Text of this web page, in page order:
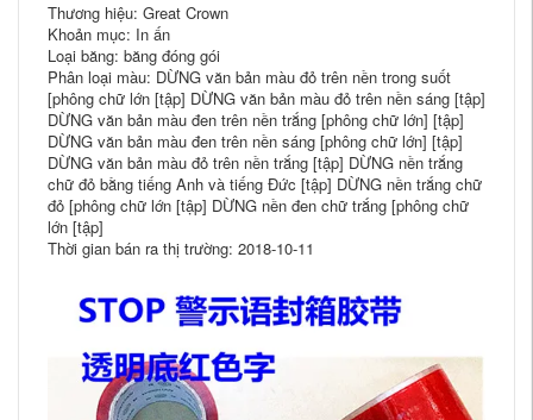
Thương hiệu: Great Crown
Khoản mục: In ấn
Loại băng: băng đóng gói
Phân loại màu: DỪNG văn bản màu đỏ trên nền trong suốt
[phông chữ lớn [tập] DỪNG văn bản màu đỏ trên nền sáng [tập]
DỪNG văn bản màu đen trên nền trắng [phông chữ lớn] [tập]
DỪNG văn bản màu đen trên nền sáng [phông chữ lớn] [tập]
DỪNG văn bản màu đỏ trên nền trắng [tập] DỪNG nền trắng
chữ đỏ bằng tiếng Anh và tiếng Đức [tập] DỪNG nền trắng chữ
đỏ [phông chữ lớn [tập] DỪNG nền đen chữ trắng [phông chữ
lớn [tập]
Thời gian bán ra thị trường: 2018-10-11